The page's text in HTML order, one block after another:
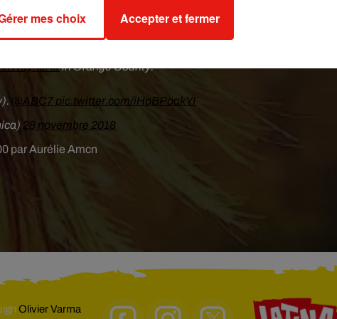
par Aurélie Amcn
employés
».
in Orange County.
@ABC7 pic.twitter.com/iHpBPoakYI
28 novembre 2018
Olivier Varma
mes choix Accepter et fermer